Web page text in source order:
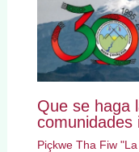
Que se haga
comunidades
Piçkwe Tha Fiw